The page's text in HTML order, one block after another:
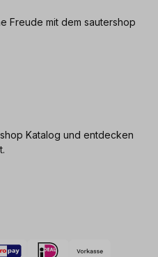
Freude mit dem sautershop
Katalog und entdecken